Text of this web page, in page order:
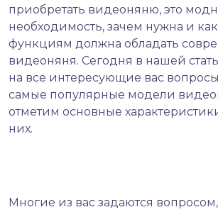
приобретать видеоняню, это
необходимость, зачем нужна и
функциям должна обладать
видеоняня. Сегодня в нашей
на все интересующие вас
самые популярные модели
отметим основные
них.
Многие из вас задаются вопросом,